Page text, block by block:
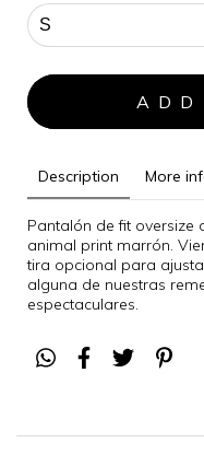
Description More
Pantalón de fit
animal print marrón.
tira opcional para
alguna de nuestras
espectaculares.